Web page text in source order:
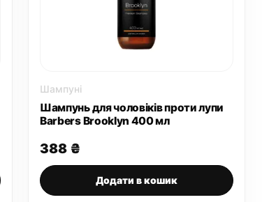
Шампуні
Шампунь для чоловіків проти лупи
Barbers Brooklyn 400 мл
388 ₴
Додати в кошик